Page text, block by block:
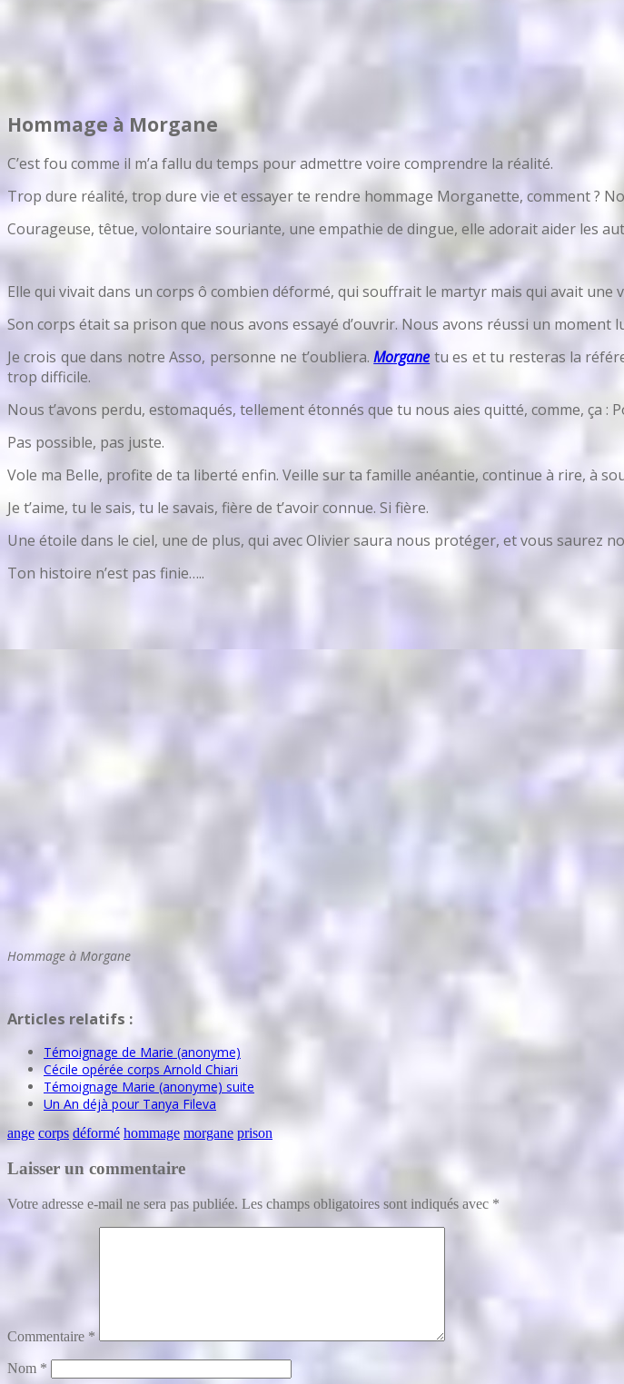
Hommage à Morgane
C’est fou comme il m’a fallu du temps pour admettre voire comprendre la réalité.
Trop dure réalité, trop dure vie et essayer te rendre hommage Morganette, comment ?
Courageuse, têtue, volontaire souriante, une empathie de dingue, elle adorait aider les
Elle qui vivait dans un corps ô combien déformé, qui souffrait le martyr mais qui avait une
Son corps était sa prison que nous avons essayé d’ouvrir. Nous avons réussi un
Je crois que dans notre Asso, personne ne t’oubliera.Morganetu es et tu resteras la
trop difficile.
Nous t’avons perdu, estomaqués, tellement étonnés que tu nous aies quitté, comme, ça :
Pas possible, pas juste.
Vole ma Belle, profite de ta liberté enfin. Veille sur ta famille anéantie, continue à rire, à
Je t’aime, tu le sais, tu le savais, fière de t’avoir connue. Si fière.
Une étoile dans le ciel, une de plus, qui avec Olivier saura nous protéger, et vous saurez
Ton histoire n’est pas finie…..
Hommage à Morgane
Articles relatifs :
Témoignage de Marie (anonyme)
Cécile opérée corps Arnold Chiari
Témoignage Marie (anonyme) suite
Un An déjà pour Tanya Fileva
ange corps déformé hommage morgane prison
Laisser un commentaire
Votre adresse e-mail ne sera pas publiée. Les champs obligatoires sont indiqués avec *
Commentaire *
Nom *